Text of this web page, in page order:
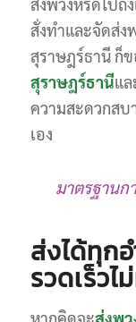
ส่งพวงหรีดไปถึ
สั่งทำและจัดส่ง
สุราษฎร์ธานี ก็
สุราษฎร์ธานีแ
ความสะดวกสบ
เอง
มาตรฐาน
ส่งได้ทุก
รวดเร็ว